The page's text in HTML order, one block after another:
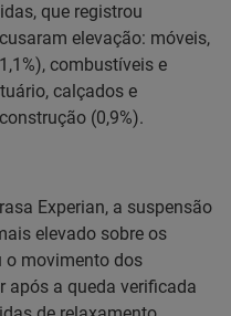
que registrou
elevação: móveis,
combustíveis e
calçados e
(0,9%).
Experian, a suspensão
elevado sobre os
o movimento dos
após a queda verificada